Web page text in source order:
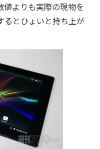
値よりも実際の現物を
るとひょいと持ち上が